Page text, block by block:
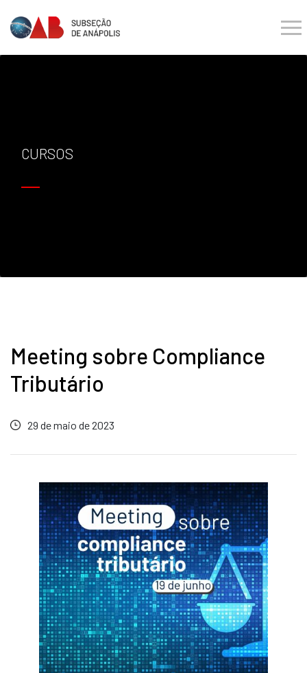
CURSOS
Meeting sobre Compliance
Tributário
29 de maio de 2023